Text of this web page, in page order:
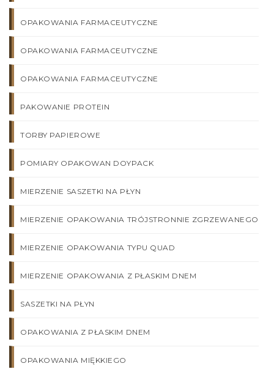
OPAKOWANIA FARMACEUTYCZNE
OPAKOWANIA FARMACEUTYCZNE
OPAKOWANIA FARMACEUTYCZNE
PAKOWANIE PROTEIN
TORBY PAPIEROWE
POMIARY OPAKOWAN DOYPACK
MIERZENIE SASZETKI NA PŁYN
MIERZENIE OPAKOWANIA TRÓJSTRONNIE ZGRZEWANEGO
MIERZENIE OPAKOWANIA TYPU QUAD
MIERZENIE OPAKOWANIA Z PŁASKIM DNEM
SASZETKI NA PŁYN
OPAKOWANIA Z PŁASKIM DNEM
OPAKOWANIA MIĘKKIEGO